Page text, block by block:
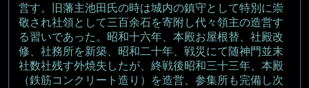
営す。旧藩主池田氏の時は城内の鎮守として特別に崇
敬され社領として三百余石を寄附し代々領主の造営す
る習いであった。昭和十六年、本殿お屋根替、社殿改
修、社務所を新築、昭和二十年、戦災にて随神門並末
社数社残す外焼失したが、終戦後昭和三十三年、本殿
（鉄筋コンクリート造り）を造営、参集所も完備し次